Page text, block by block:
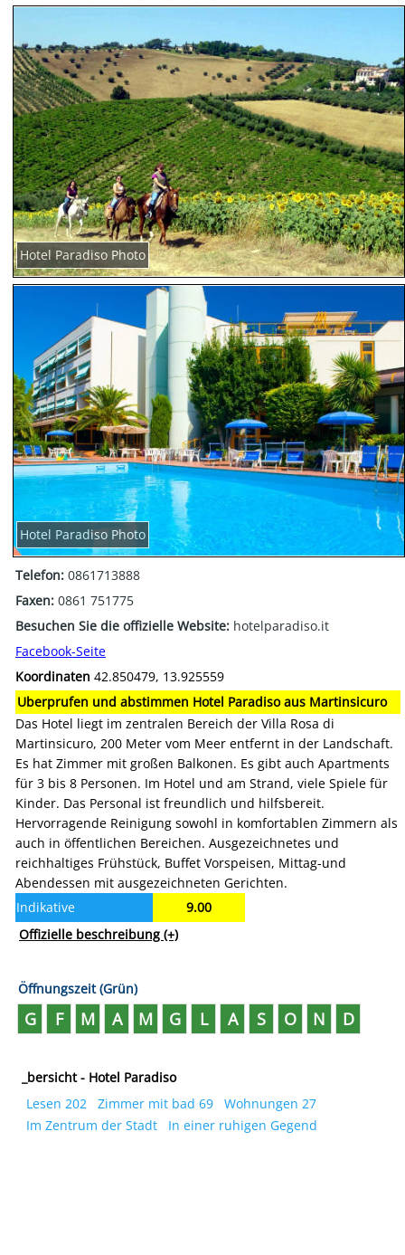
Hotel Paradiso Photo
Hotel Paradiso Photo
Telefon: 0861713888
Faxen: 0861 751775
Besuchen Sie die offizielle Website: hotelparadiso.it
Facebook-Seite
Koordinaten 42.850479, 13.925559
Uberprufen und abstimmen Hotel Paradiso aus Martinsicuro
Das Hotel liegt im zentralen Bereich der Villa Rosa di
Martinsicuro, 200 Meter vom Meer entfernt in der Landschaft.
Es hat Zimmer mit großen Balkonen. Es gibt auch Apartments
für 3 bis 8 Personen. Im Hotel und am Strand, viele Spiele für
Kinder. Das Personal ist freundlich und hilfsbereit.
Hervorragende Reinigung sowohl in komfortablen Zimmern als
auch in öffentlichen Bereichen. Ausgezeichnetes und
reichhaltiges Frühstück, Buffet Vorspeisen, Mittag-und
Abendessen mit ausgezeichneten Gerichten.
Indikative
abstimmung
9.00
Offizielle beschreibung (+)
Öffnungszeit (Grün)
G F M A M G L A S O N D
_bersicht - Hotel Paradiso
Lesen 202
Zimmer mit bad 69
Wohnungen 27
Im Zentrum der Stadt
In einer ruhigen Gegend